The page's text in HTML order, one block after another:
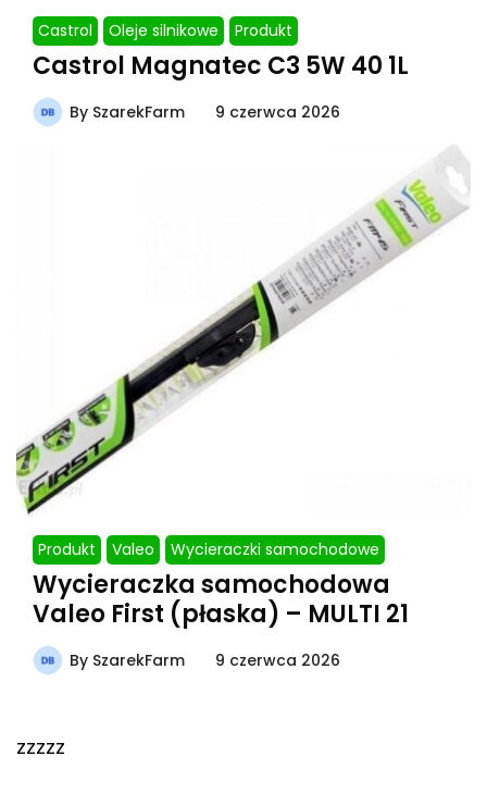
Castrol Oleje silnikowe Produkt
Castrol Magnatec C3 5W 40 1L
By SzarekFarm 9 czerwca 2026
Produkt Valeo Wycieraczki samochodowe
Wycieraczka samochodowa
Valeo First (płaska) – MULTI 21
By SzarekFarm 9 czerwca 2026
zzzzz